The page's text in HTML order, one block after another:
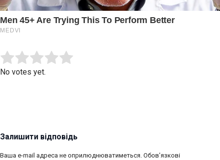
Rate this item:
No votes yet.
Залишити відповідь
Ваша e-mail адреса не оприлюднюватиметься. Обов’язкові